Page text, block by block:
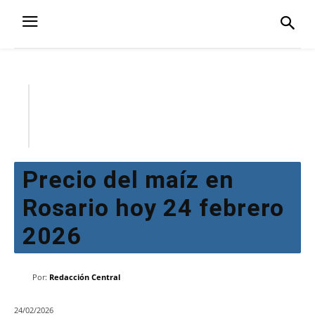
Precio del maíz en
Rosario hoy 24 febrero
2026
Por: Redacción Central
24/02/2026